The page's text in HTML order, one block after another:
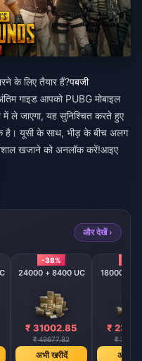
के लिए तैयार हैं?पबजी
गाइड आपको PUBG मोबाइल
ले जाएगा, यह सुनिश्चित करते हुए
है। यूसी के साथ, भीड़ के बीच अलग
खजाने को अनलॉक करें!आइए
और देखें ›
-38%
24000 + 8400 UC
₹ 31002.85
₹ 49677.82
अभी खरीदें
18000 +
₹
₹
अभी